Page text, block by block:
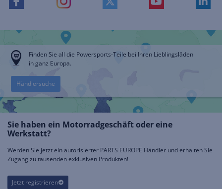
Finden Sie all die Powersports-Teile bei Ihren Lieblingsläden
in ganz Europa.
Händlersuche
Sie haben ein Motorradgeschäft oder eine
Werkstatt?
Werden Sie jetzt ein autorisierter PARTS EUROPE Händler und erhalten Sie
Zugang zu tausenden exklusiven Produkten!
Jetzt registrieren